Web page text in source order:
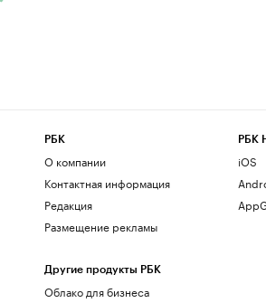
РБК
О компании
Контактная информация
Редакция
Размещение рекламы
Другие продукты РБК
Облако для бизнеса
РБК
iOS